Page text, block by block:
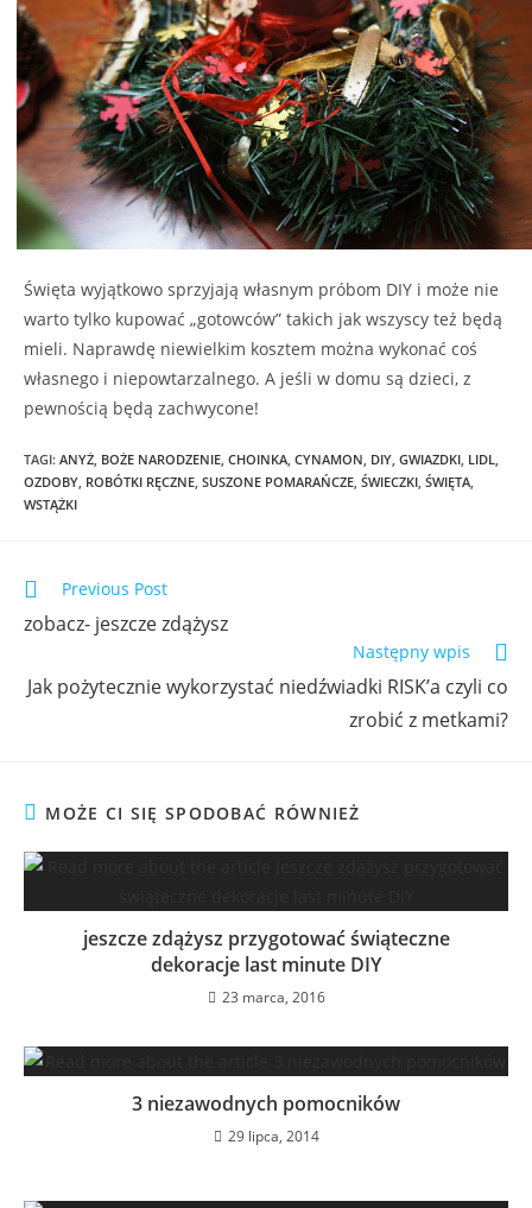
Święta wyjątkowo sprzyjają własnym próbom DIY i może nie
warto tylko kupować „gotowców” takich jak wszyscy też będą
mieli. Naprawdę niewielkim kosztem można wykonać coś
własnego i niepowtarzalnego. A jeśli w domu są dzieci, z
pewnością będą zachwycone!
TAGI: ANYŻ BOŻE NARODZENIE CHOINKA CYNAMON DIY GWIAZDKI LIDL
OZDOBY ROBÓTKI RĘCZNE SUSZONE POMARAŃCZE ŚWIECZKI ŚWIĘTA
WSTĄŻKI
Previous Post
zobacz- jeszcze zdążysz
Następny wpis
Jak pożytecznie wykorzystać niedźwiadki RISK’a czyli co
zrobić z metkami?
MOŻE CI SIĘ SPODOBAĆ RÓWNIEŻ
jeszcze zdążysz przygotować świąteczne
dekoracje last minute DIY
23 marca, 2016
3 niezawodnych pomocników
29 lipca, 2014